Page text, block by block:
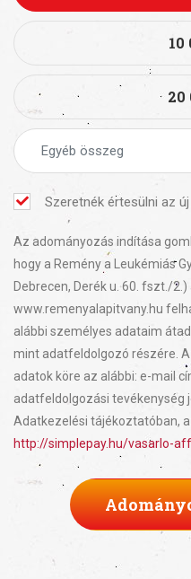
10
20
Szeretnék értesülni az
Az adományozás indítása
hogy a Remény a Leukémiás
Debrecen, Derék u. 60. fszt./
www.remenyalapitvany.hu
alábbi személyes adataim
mint adatfeldolgozó részére.
adatok köre az alábbi: e-mail
adatfeldolgozási tevékenység
Adatkezelési tájékoztatóban,
http://simplepay.hu/vasarlo-aff